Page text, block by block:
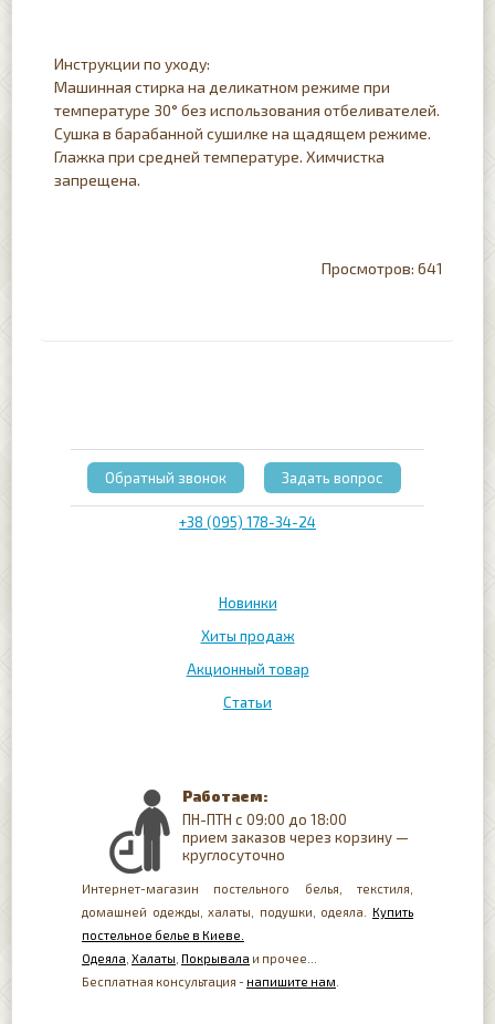
Инструкции по уходу:
Машинная стирка на деликатном режиме при
температуре 30° без использования отбеливателей.
Сушка в барабанной сушилке на щадящем режиме.
Глажка при средней температуре. Химчистка
запрещена.
641
Новинки
Хиты продаж
Акционный товар
Статьи
+38 (095) 178-34-24
Обратный звонок Задать вопрос
Работаем:
ПН-ПТН с 09:00 до 18:00
прием заказов через корзину —
круглосуточно
Интернет-магазин постельного белья, текстиля,
домашней одежды, халаты, подушки, одеяла. Купить
постельное белье в Киеве.
Одеяла Халаты Покрывала и прочее...
Бесплатная консультация - напишите нам